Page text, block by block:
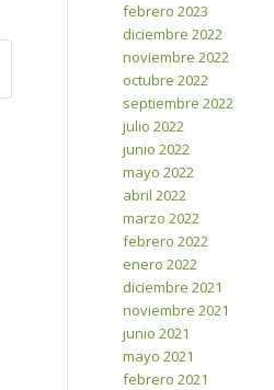
febrero 2023
diciembre 2022
noviembre 2022
octubre 2022
septiembre 2022
julio 2022
junio 2022
mayo 2022
abril 2022
marzo 2022
febrero 2022
enero 2022
diciembre 2021
noviembre 2021
junio 2021
mayo 2021
febrero 2021